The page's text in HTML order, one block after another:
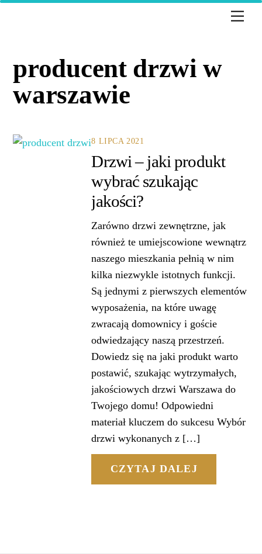
producent drzwi w
warszawie
8 LIPCA 2021
Drzwi – jaki produkt
wybrać szukając
jakości?
Zarówno drzwi zewnętrzne, jak
również te umiejscowione wewnątrz
naszego mieszkania pełnią w nim
kilka niezwykle istotnych funkcji.
Są jednymi z pierwszych elementów
wyposażenia, na które uwagę
zwracają domownicy i goście
odwiedzający naszą przestrzeń.
Dowiedz się na jaki produkt warto
postawić, szukając wytrzymałych,
jakościowych drzwi Warszawa do
Twojego domu! Odpowiedni
materiał kluczem do sukcesu Wybór
drzwi wykonanych z […]
CZYTAJ DALEJ